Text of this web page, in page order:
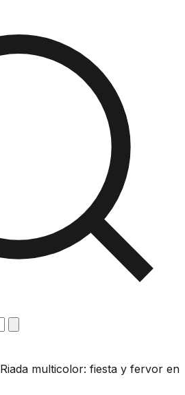
Riada multicolor: fiesta y fervor en